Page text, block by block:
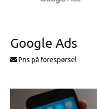
Google Ads
Pris på forespørsel